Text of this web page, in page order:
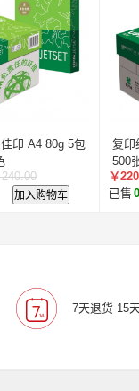
印 A4 80g 5包
加入购物车
复印
500
￥
已售 0
7天退货 15